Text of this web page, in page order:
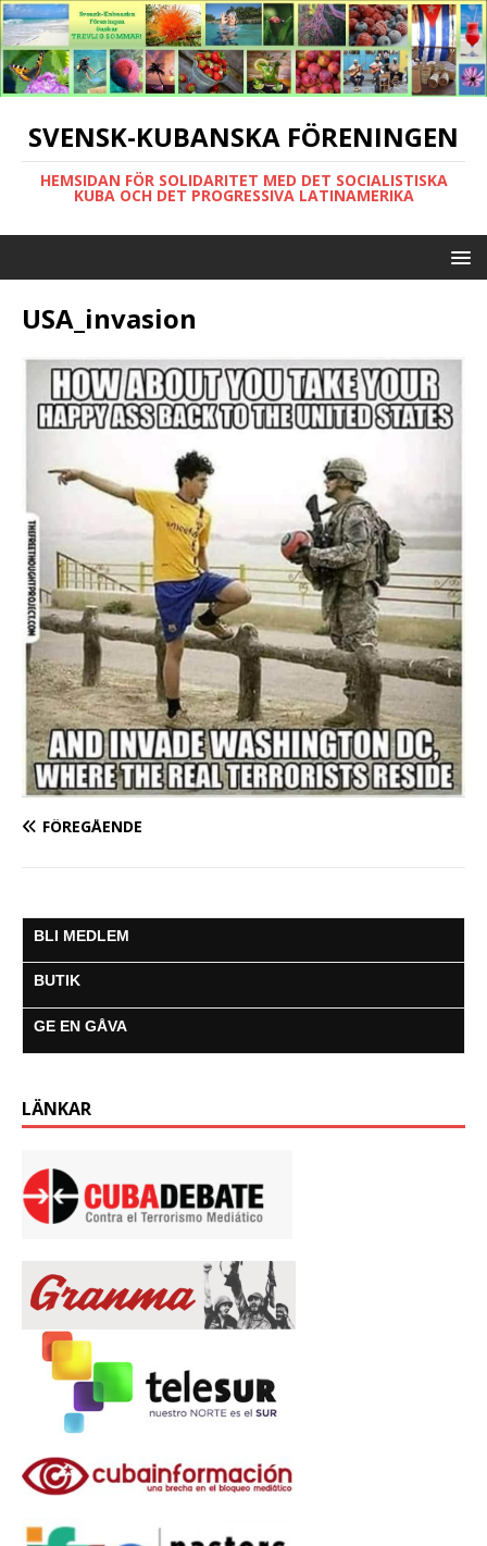
SVENSK-KUBANSKA FÖRENINGEN
HEMSIDAN FÖR SOLIDARITET MED DET SOCIALISTISKA
KUBA OCH DET PROGRESSIVA LATINAMERIKA
USA_invasion
FÖREGÅENDE
BLI MEDLEM
BUTIK
GE EN GÅVA
LÄNKAR